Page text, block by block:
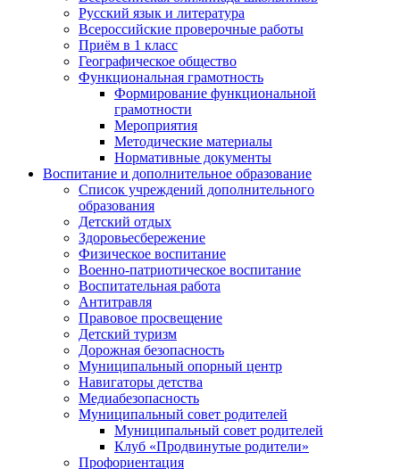
Русский язык и литература
Всероссийские проверочные работы
Приём в 1 класс
Географическое общество
Функциональная грамотность
Формирование функциональной
грамотности
Мероприятия
Методические материалы
Нормативные документы
Воспитание и дополнительное образование
Список учреждений дополнительного
образования
Детский отдых
Здоровьесбережение
Физическое воспитание
Военно-патриотическое воспитание
Воспитательная работа
Антитравля
Правовое просвещение
Детский туризм
Дорожная безопасность
Муниципальный опорный центр
Навигаторы детства
Медиабезопасность
Мyниципальный совет родителей
Муниципальный совет родителей
Клуб «Продвинутые родители»
Профориентация